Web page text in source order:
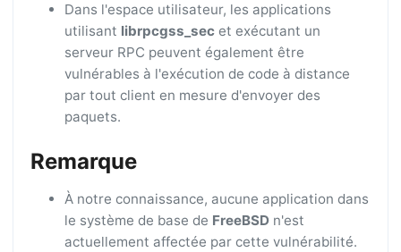
Dans l'espace utilisateur, les applications
utilisant librpcgss_secet exécutant un
serveur RPC peuvent également être
vulnérables à l'exécution de code à distance
par tout client en mesure d'envoyer des
paquets.
Remarque
À notre connaissance, aucune application dans
le système de base de FreeBSDn'est
actuellement affectée par cette vulnérabilité.